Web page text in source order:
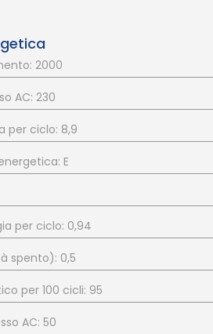
2000
AC: 230
per ciclo: 8,9
E
per ciclo: 0,94
spento): 0,5
per 100 cicli: 95
AC: 50